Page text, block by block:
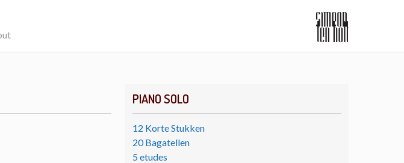
PIANO SOLO
12 Korte Stukken
20 Bagatellen
5 etudes